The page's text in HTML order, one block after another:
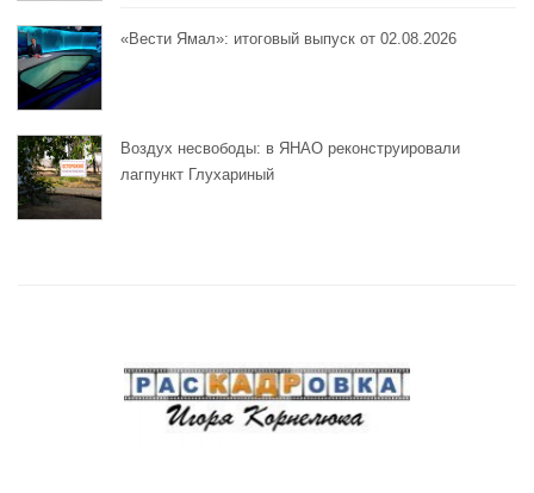
«Вести Ямал»: итоговый выпуск от 02.08.2026
Воздух несвободы: в ЯНАО реконструировали
лагпункт Глухариный